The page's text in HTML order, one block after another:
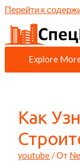
Перейти к
Explore
Как
youtube/ От